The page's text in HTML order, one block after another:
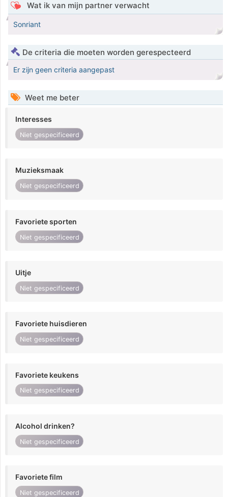
Wat ik van mijn partner verwacht
Sonriant
De criteria die moeten worden gerespecteerd
Er zijn geen criteria aangepast
Weet me beter
Interesses
Niet gespecificeerd
Muzieksmaak
Niet gespecificeerd
Favoriete sporten
Niet gespecificeerd
Uitje
Niet gespecificeerd
Favoriete huisdieren
Niet gespecificeerd
Favoriete keukens
Niet gespecificeerd
Alcohol drinken?
Niet gespecificeerd
Favoriete film
Niet gespecificeerd